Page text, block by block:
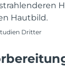
Hautbild.
Dritter